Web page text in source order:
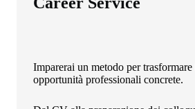
Imparerai un metodo per
opportunità professionali concrete.